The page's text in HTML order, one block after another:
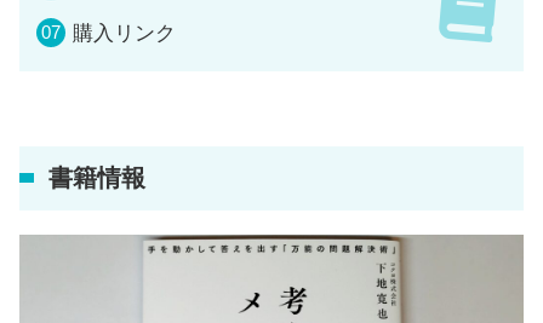
購入リンク
書籍情報